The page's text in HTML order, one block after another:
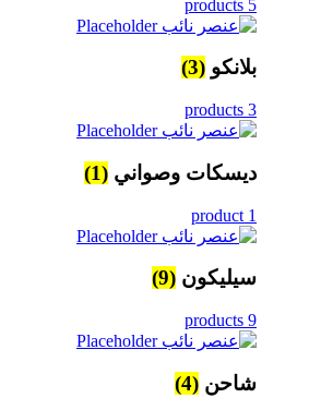
5 products
بلانكو (3)
3 products
ديسكات وصواني (1)
1 product
سيليكون (9)
9 products
شاحن (4)